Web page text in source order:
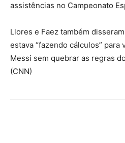
assistências no Campeonato
Llores e Faez também
estava “fazendo cálculos”
Messi sem quebrar as regras
(CNN)